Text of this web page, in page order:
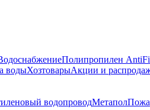
Полипропилен
водыХозтоварыАкции и
водопроводМетапол